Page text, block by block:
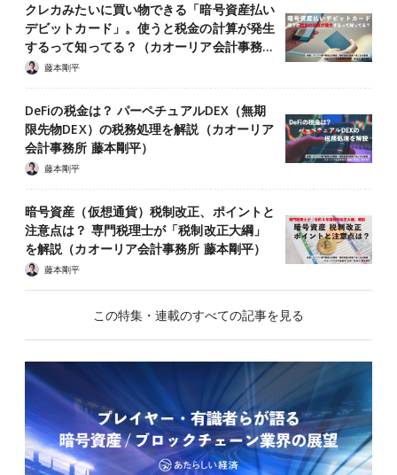
クレカみたいに買い物できる「暗号資産払い
デビットカード」。使うと税金の計算が発生
するって知ってる？（カオーリア会計事務…
藤本剛平
DeFiの税金は？ パーペチュアルDEX（無期
限先物DEX）の税務処理を解説（カオーリア
会計事務所 藤本剛平）
藤本剛平
暗号資産（仮想通貨）税制改正、ポイントと
注意点は？ 専門税理士が「税制改正大綱」
を解説（カオーリア会計事務所 藤本剛平）
藤本剛平
この特集・連載のすべての記事を見る